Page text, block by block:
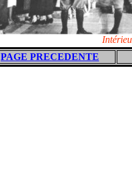
PAGE PRECEDENTE